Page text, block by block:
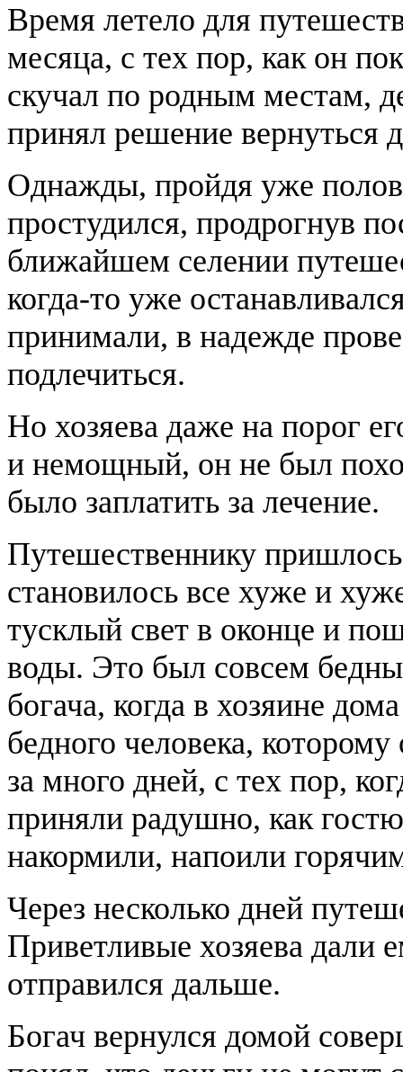
Время летело для
месяца, с тех пор, как он
скучал по родным местам,
принял решение вернуться
Однажды, пройдя уже
простудился, продрогнув
ближайшем селении
когда-то уже
принимали, в надежде
подлечиться.
Но хозяева даже на порог
и немощный, он не был
было заплатить за лечение.
Путешественнику
становилось все хуже и
тусклый свет в оконце и
воды. Это был совсем
богача, когда в хозяине
бедного человека,
за много дней, с тех пор,
приняли радушно, как
накормили, напоили
Через несколько дней
Приветливые хозяева дали
отправился дальше.
Богач вернулся домой